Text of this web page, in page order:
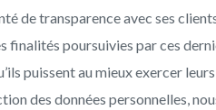
de transparence avec ses
finalités poursuivies par ces
puissent au mieux exercer
des données personnelles,